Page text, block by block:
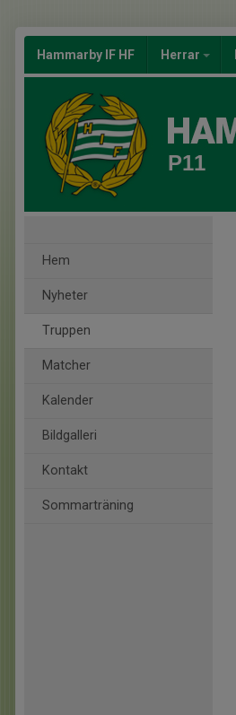
Hammarby IF HF Herrar
P11
Hem
Nyheter
Truppen
Matcher
Kalender
Bildgalleri
Kontakt
Sommarträning